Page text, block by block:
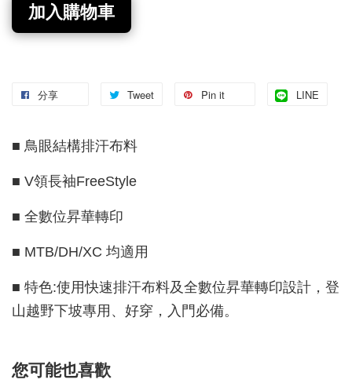
加入購物車
分享 Tweet Pin it LINE
■ 鳥眼結構排汗布料
■ V領長袖FreeStyle
■ 全數位昇華轉印
■ MTB/DH/XC 均適用
■ 特色:使用快速排汗布料及全數位昇華轉印設計，登
山越野下坡專用、好穿，入門必備。
您可能也喜歡